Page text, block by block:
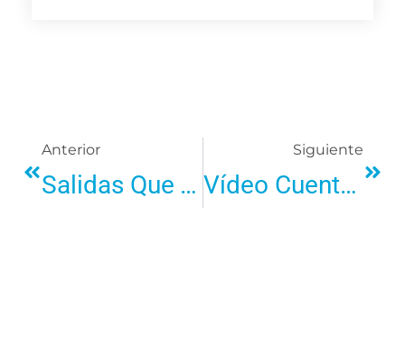
Anterior
Salidas Que Traspasan Los Muros Del Autismo.
Siguiente
Vídeo Cuento «El Viaje En Tren 🚆 «